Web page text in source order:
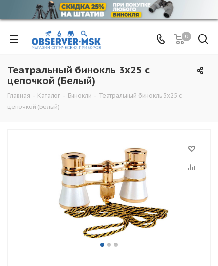
0
Театральный бинокль 3х25 с
цепочкой (Белый)
Главная - Каталог - Бинокли - Театральный бинокль 3х25 с
цепочкой (Белый)